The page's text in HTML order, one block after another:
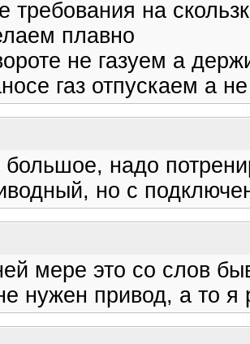
требования на
плавно
не газуем а
газ отпускаем а
надо
но с
мере это со слов
нужен привод, а то я